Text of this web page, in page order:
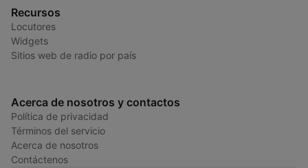
Recursos
Locutores
Widgets
Sitios web de radio por país
Acerca de nosotros y contactos
Política de privacidad
Términos del servicio
Acerca de nosotros
Contáctenos